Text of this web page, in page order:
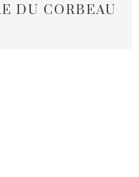
DU CORBEAU